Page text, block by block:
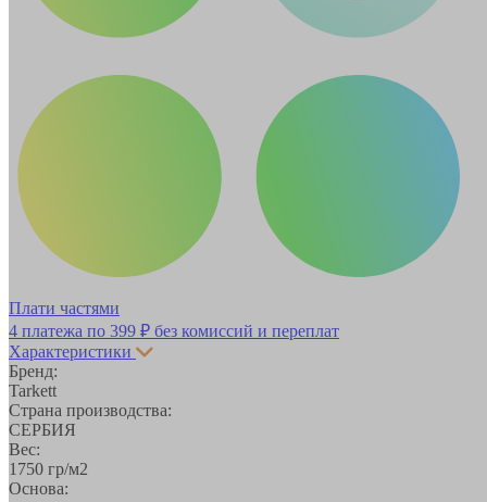
Плати частями
4 платежа по 399 ₽ без комиссий и переплат
Характеристики
Бренд:
Tarkett
Страна производства:
СЕРБИЯ
Вес:
1750 гр/м2
Основа: